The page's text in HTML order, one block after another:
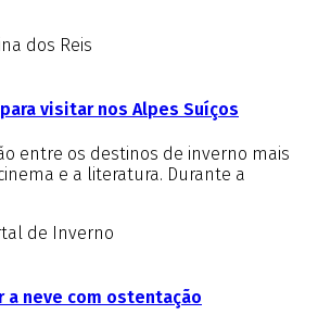
dos Reis
visitar nos Alpes Suíços
entre os destinos de inverno mais
e a literatura. Durante a
de Inverno
a neve com ostentação